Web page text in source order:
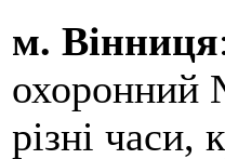
м. Вінниця
охоронний
різні часи,